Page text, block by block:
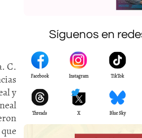
C.
y
Síguenos en
Facebook Instagram TikTok
Threads X Blue Sky